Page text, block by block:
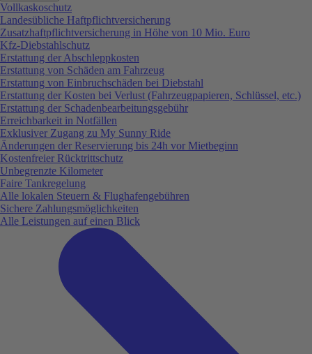
Vollkaskoschutz
Landesübliche Haftpflichtversicherung
Zusatzhaftpflichtversicherung in Höhe von 10 Mio. Euro
Kfz-Diebstahlschutz
Erstattung der Abschleppkosten
Erstattung von Schäden am Fahrzeug
Erstattung von Einbruchschäden bei Diebstahl
Erstattung der Kosten bei Verlust (Fahrzeugpapieren, Schlüssel, etc.)
Erstattung der Schadenbearbeitungsgebühr
Erreichbarkeit in Notfällen
Exklusiver Zugang zu My Sunny Ride
Änderungen der Reservierung bis 24h vor Mietbeginn
Kostenfreier Rücktrittschutz
Unbegrenzte Kilometer
Faire Tankregelung
Alle lokalen Steuern & Flughafengebühren
Sichere Zahlungsmöglichkeiten
Alle Leistungen auf einen Blick